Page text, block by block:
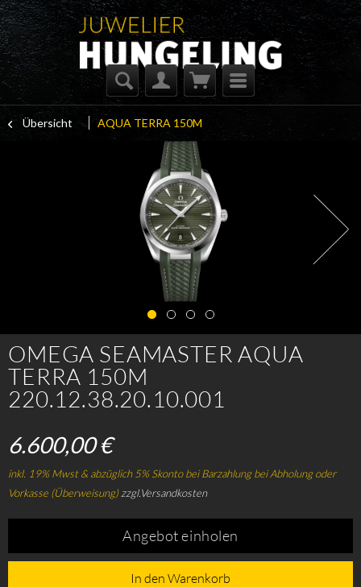
Übersicht AQUA TERRA 150M
OMEGA SEAMASTER AQUA
TERRA 150M
220.12.38.20.10.001
6.600,00 €
inkl. 19% Mwst & abzüglich 5% Skonto bei Barzahlung bei Abholung oder
Vorkasse (Überweisung)zzgl.Versandkosten
Angebot einholen
In den Warenkorb